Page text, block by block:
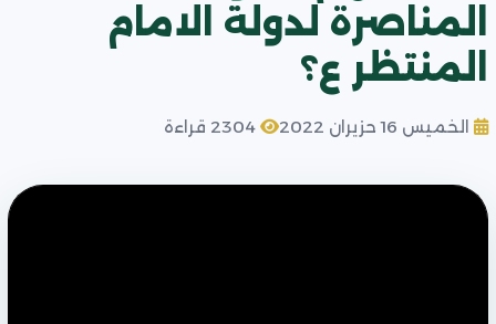
المناصرة لدولة الامام
المنتظر ع؟
الخميس 16 حزيران 2022